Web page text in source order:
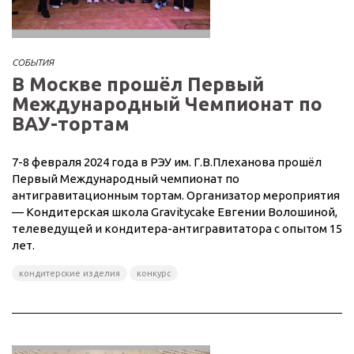
СОБЫТИЯ
В Москве прошёл Первый
Международный Чемпионат по
ВАУ-тортам
7-8 февраля 2024 года в РЭУ им. Г.В.Плеханова прошёл
Первый Международный чемпионат по
антигравитационным тортам. Организатор мероприятия
— Кондитерская школа Gravitycake Евгении Волошиной,
телеведущей и кондитера-антигравитатора с опытом 15
лет.
кондитерские изделия конкурс